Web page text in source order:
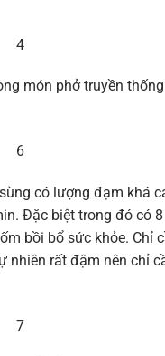
món phở truyền
có lượng đạm khá
Đặc biệt trong đó có
bồi bổ sức khỏe.
rất đậm nên chỉ